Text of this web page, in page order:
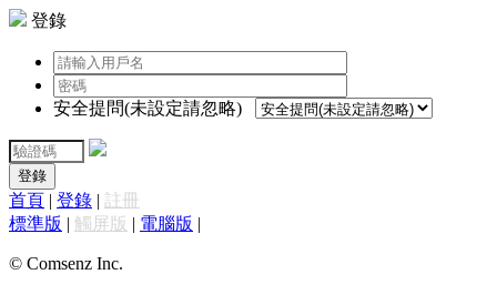
登錄
安全提問(未設定請忽略)
登錄
首頁 | 登錄 | 註冊
標準版 | 觸屏版 | 電腦版 |
© Comsenz Inc.